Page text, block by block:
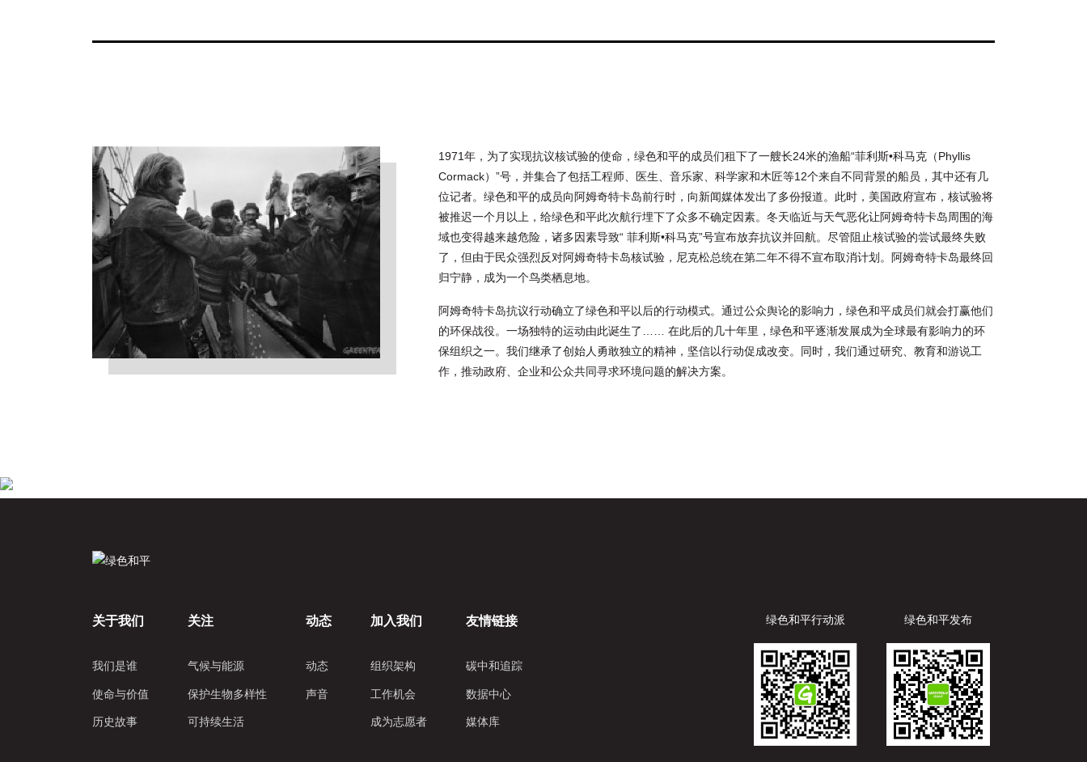
1971年，为了实现抗议核试验的使命，绿色和平的成员们租下了一艘长24米的渔船“菲利斯•科马克（Phyllis
Cormack）”号，并集合了包括工程师、医生、音乐家、科学家和木匠等12个来自不同背景的船员，其中还有几
位记者。绿色和平的成员向阿姆奇特卡岛前行时，向新闻媒体发出了多份报道。此时，美国政府宣布，核试验将
被推迟一个月以上，给绿色和平此次航行埋下了众多不确定因素。冬天临近与天气恶化让阿姆奇特卡岛周围的海
域也变得越来越危险，诸多因素导致“ 菲利斯•科马克”号宣布放弃抗议并回航。尽管阻止核试验的尝试最终失败
了，但由于民众强烈反对阿姆奇特卡岛核试验，尼克松总统在第二年不得不宣布取消计划。阿姆奇特卡岛最终回
归宁静，成为一个鸟类栖息地。
阿姆奇特卡岛抗议行动确立了绿色和平以后的行动模式。通过公众舆论的影响力，绿色和平成员们就会打赢他们
的环保战役。一场独特的运动由此诞生了…… 在此后的几十年里，绿色和平逐渐发展成为全球最有影响力的环
保组织之一。我们继承了创始人勇敢独立的精神，坚信以行动促成改变。同时，我们通过研究、教育和游说工
作，推动政府、企业和公众共同寻求环境问题的解决方案。
关于我们
我们是谁
使命与价值
历史故事
关注
气候与能源
保护生物多样性
可持续生活
动态
动态
声音
加入我们
组织架构
工作机会
成为志愿者
友情链接
碳中和追踪
数据中心
媒体库
绿色和平行动派 绿色和平发布